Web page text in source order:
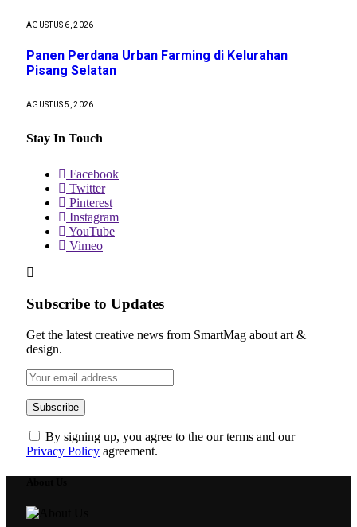
AGUSTUS 6, 2026
Panen Perdana Urban Farming di Kelurahan
Pisang Selatan
AGUSTUS 5, 2026
Stay In Touch
Facebook
Twitter
Pinterest
Instagram
YouTube
Vimeo
Subscribe to Updates
Get the latest creative news from SmartMag about art &
design.
By signing up, you agree to the our terms and our
Privacy Policy agreement.